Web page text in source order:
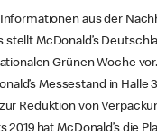
aus der
McDonald’s
Grünen Woche
Messestand in Halle
Reduktion von
2019 hat McDonald’s die